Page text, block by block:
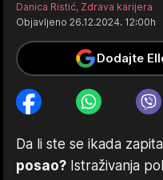
Danica Ristić, Zdrava karijera
Objavljeno 26.12.2024. 12:00h
Dodajte
Da li ste se ikada
posao? Istraživanja